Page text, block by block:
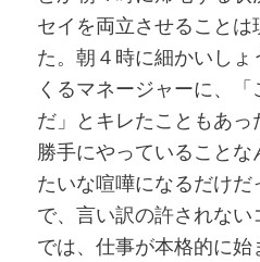
セイを両立させること
た。朝４時に細かいし
くるマネージャーに、
だ」とキレたこともあ
勝手にやっていること
たいな喧嘩になるだけ
で、言い訳の許されな
では、仕事が本格的に